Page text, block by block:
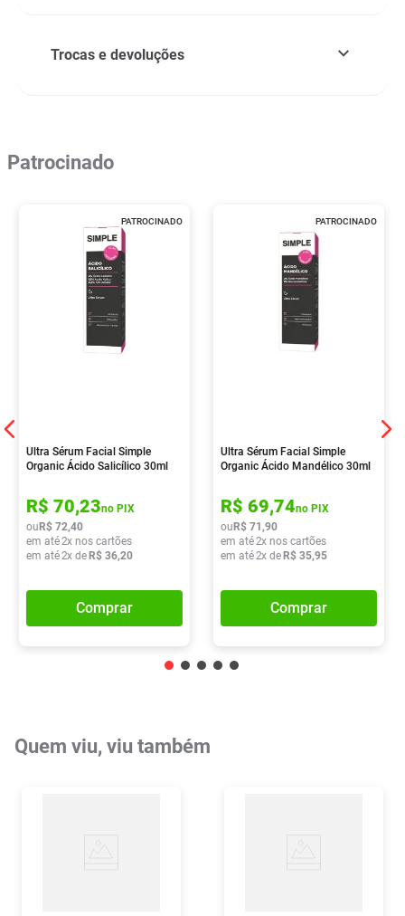
Trocas e devoluções
Patrocinado
PATROCINADO
Ultra Sérum Facial Simple
Organic Ácido Salicílico 30ml
R$ 70,23no PIX
ou R$ 72,40
em até2x nos cartões
em até2x de R$ 36,20
Comprar
PATROCINADO
Ultra Sérum Facial Simple
Organic Ácido Mandélico 30ml
R$ 69,74no PIX
ou R$ 71 ,90
em até2x nos cartões
em até2x de R$ 35,95
Comprar
Quem viu, viu também